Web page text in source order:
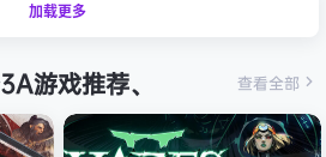
加载更多
游戏推荐、 查看全部